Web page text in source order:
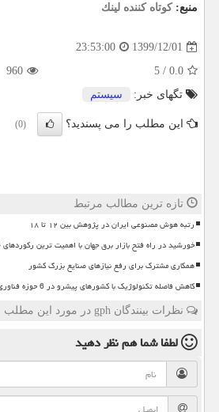
منبع:كوتاه كننده لینك
1399/12/01
23:53:00
0.0
/
5
960
تگهای خبر:
سیستم
این مطلب را می پسندید؟ (0)
تازه ترین مطالب مرتبط
رتبه هوش مصنوعی ایران در پژوهش بین ۱۲ تا ۱۸
خورشید در راه فتح بازار برق جهان با اهمیت ترین رکوردهای 2026
همکاری مشترک برای رفع نیازهای صنایع بزرگ کشور
کاهش فاصله تکنولوژیک با کشورهای پیشرو در 6 حوزه فناوری
نظرات بینندگان gph در مورد این مطلب
لطفا شما همنظر دهید